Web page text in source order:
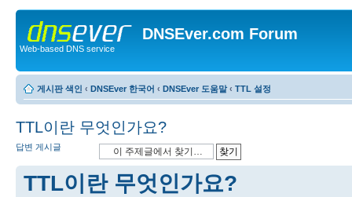
DNSEver.com Forum
Web-based DNS service
게시판 색인 ‹ DNSEver 한국어 ‹ DNSEver 도움말 ‹ TTL 설정
TTL이란 무엇인가요?
답변 게시글
TTL이란 무엇인가요?